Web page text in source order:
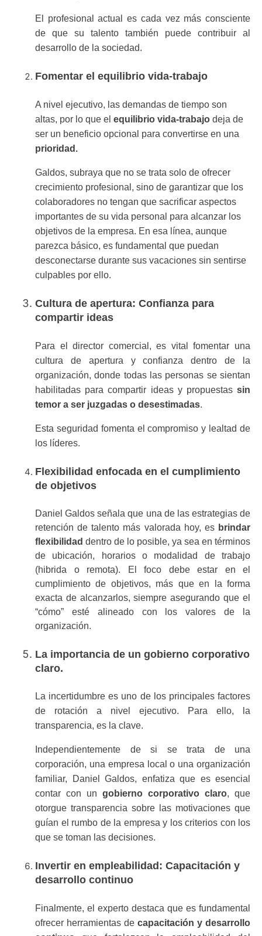
El profesional actual es cada vez más consciente
de que su talento también puede contribuir al
desarrollo de la sociedad.
Fomentar el equilibrio vida-trabajo
A nivel ejecutivo, las demandas de tiempo son
altas, por lo que el equilibrio vida-trabajo deja de
ser un beneficio opcional para convertirse en una
prioridad.
Galdos, subraya que no se trata solo de ofrecer
crecimiento profesional, sino de garantizar que los
colaboradores no tengan que sacrificar aspectos
importantes de su vida personal para alcanzar los
objetivos de la empresa. En esa línea, aunque
parezca básico, es fundamental que puedan
desconectarse durante sus vacaciones sin sentirse
culpables por ello.
Cultura de apertura: Confianza para
compartir ideas
Para el director comercial, es vital fomentar una
cultura de apertura y confianza dentro de la
organización, donde todas las personas se sientan
habilitadas para compartir ideas y propuestassin
temor a ser juzgadas o desestimadas.
Esta seguridad fomenta el compromiso y lealtad de
los líderes.
Flexibilidad enfocada en el cumplimiento
de objetivos
Daniel Galdos señala que una de las estrategias de
retención de talento más valorada hoy, es brindar
flexibilidad dentro de lo posible, ya sea en términos
de ubicación, horarios o modalidad de trabajo
(hibrida o remota). El foco debe estar en el
cumplimiento de objetivos, más que en la forma
exacta de alcanzarlos, siempre asegurando que el
“cómo” esté alineado con los valores de la
organización.
La importancia de un gobierno corporativo
claro.
La incertidumbre es uno de los principales factores
de rotación a nivel ejecutivo. Para ello, la
transparencia, es la clave.
Independientemente de si se trata de una
corporación, una empresa local o una organización
familiar, Daniel Galdos, enfatiza que es esencial
contar con un gobierno corporativo claro, que
otorgue transparencia sobre las motivaciones que
guían el rumbo de la empresa y los criterios con los
que se toman las decisiones.
Invertir en empleabilidad: Capacitación y
desarrollo continuo
Finalmente, el experto destaca que es fundamental
ofrecer herramientas de capacitación y desarrollo